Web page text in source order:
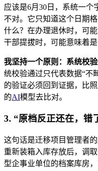
应该是6月30日，系统一个
不对。它只知道这个日期
什么？在办理退休时，可
干部提拔时，可能意味着是
我坚持一个原则：系统校
统校验通过只代表数据“不
的验证必须回到证据，比
的AI模型去比对。
3. “原档反正还在，错
这句话是迁移项目管理者
重新装箱入库存放后，调
型企事业单位的档案库房